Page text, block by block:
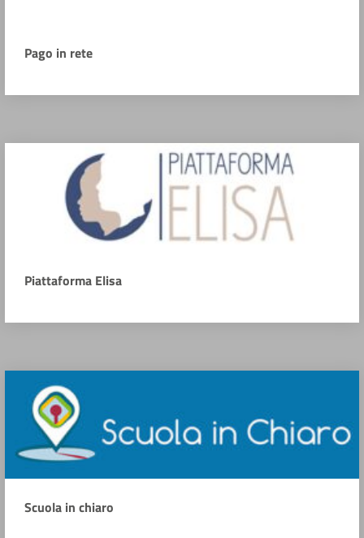
Pago in rete
Piattaforma Elisa
Scuola in chiaro